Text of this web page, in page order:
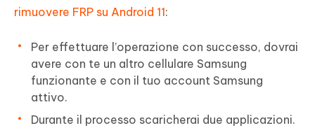
rimuovere FRP su Android 11:
Per effettuare l’operazione con successo, dovrai
avere con te un altro cellulare Samsung
funzionante e con il tuo account Samsung
attivo.
Durante il processo scaricherai due applicazioni.